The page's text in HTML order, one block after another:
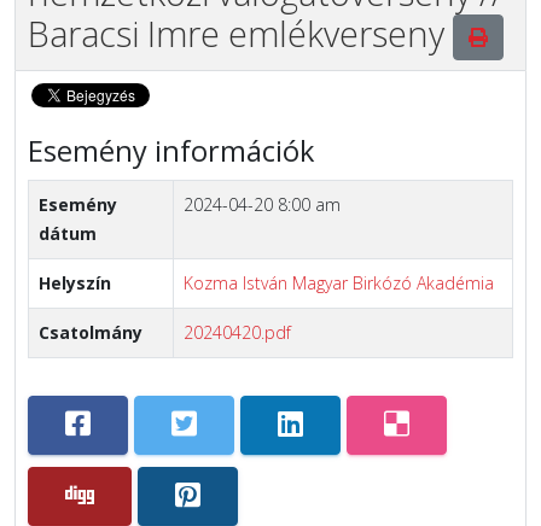
Baracsi Imre emlékverseny
Esemény információk
Esemény
dátum
2024-04-20 8:00 am
Helyszín Kozma István Magyar Birkózó Akadémia
Csatolmány 20240420.pdf